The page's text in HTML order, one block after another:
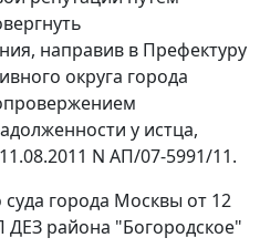
направив в Префектуру
округа города
у истца,
N АП/07-5991/11.
города Москвы от 12
ДЕЗ района "Богородское"